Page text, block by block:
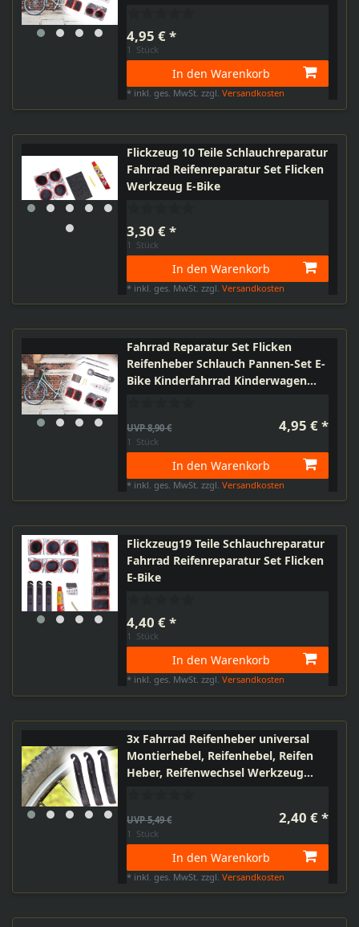
4,95 € *
1 Stück
In den Warenkorb
* inkl. ges. MwSt. zzgl.Versandkosten
Flickzeug 10 Teile Schlauchreparatur
Fahrrad Reifenreparatur Set Flicken
Werkzeug E-Bike
3,30 € *
1 Stück
In den Warenkorb
* inkl. ges. MwSt. zzgl.Versandkosten
Fahrrad Reparatur Set Flicken
Reifenheber Schlauch Pannen-Set E-
Bike Kinderfahrrad Kinderwagen
UVP 8,90 € 4,95 € *
1 Stück
In den Warenkorb
* inkl. ges. MwSt. zzgl.Versandkosten
Flickzeug19 Teile Schlauchreparatur
Fahrrad Reifenreparatur Set Flicken
E-Bike
4,40 € *
1 Stück
In den Warenkorb
* inkl. ges. MwSt. zzgl.Versandkosten
3x Fahrrad Reifenheber universal
Montierhebel, Reifenhebel, Reifen
Heber, Reifenwechsel Werkzeug
UVP 5,49 € 2,40 € *
1 Stück
In den Warenkorb
* inkl. ges. MwSt. zzgl.Versandkosten